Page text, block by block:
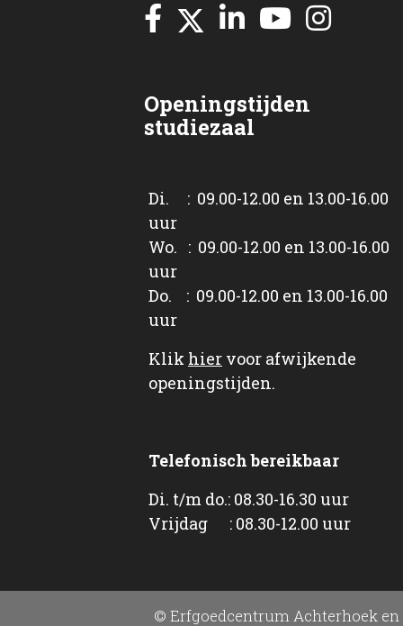
Openingstijden
studiezaal
Di. : 09.00-12.00 en 13.00-16.00
uur
Wo. : 09.00-12.00 en 13.00-16.00
uur
Do. : 09.00-12.00 en 13.00-16.00
uur
Klik hier voor afwijkende
openingstijden.
Telefonisch bereikbaar
Di. t/m do.: 08.30-16.30 uur
Vrijdag : 08.30-12.00 uur
© Erfgoedcentrum Achterhoek en